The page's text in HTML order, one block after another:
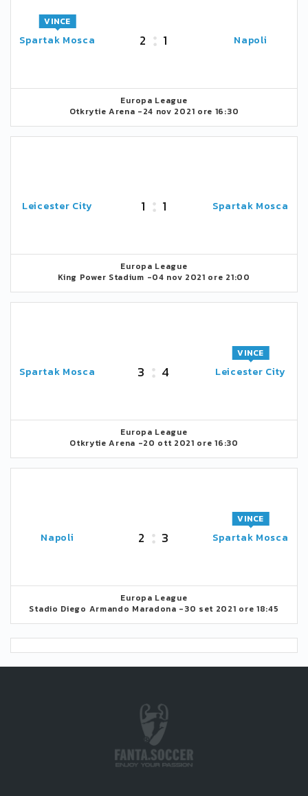
Spartak Mosca
VINCE
2 1 Napoli
Europa League
Otkrytie Arena -24 nov 2021 ore 16:30
Leicester City 1 1 Spartak Mosca
Europa League
King Power Stadium -04 nov 2021 ore 21:00
Spartak Mosca 3 4 Leicester City
VINCE
Europa League
Otkrytie Arena -20 ott 2021 ore 16:30
Napoli 2 3 Spartak Mosca
VINCE
Europa League
Stadio Diego Armando Maradona -30 set 2021 ore 18:45